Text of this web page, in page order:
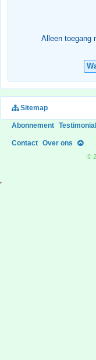
Alleen toegang
Sitemap
Abonnement
Contact Over ons
©